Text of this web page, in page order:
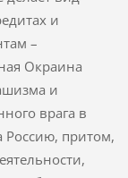
и
–
Окраина
и
врага в
притом,